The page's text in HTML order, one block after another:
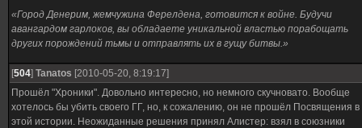
«Город Денерим, жемчужина Ферелдена, готовится к войне. Будучи
авангардом гарлоков, вы обладаете уникальной властью порабощать
других порождений тьмы и отправлять их в гущу битвы.»
[504] Tanatos [2010-05-20, 8:19:17]
Прошёл "Хроники". Довольно интересно, но немного скучновато. Вообще
хотелось бы убить своего ГГ, но, к сожалению, он не прошёл Посвящения в
этой истории. Неожиданные решения принял Алистер: взял в союзники